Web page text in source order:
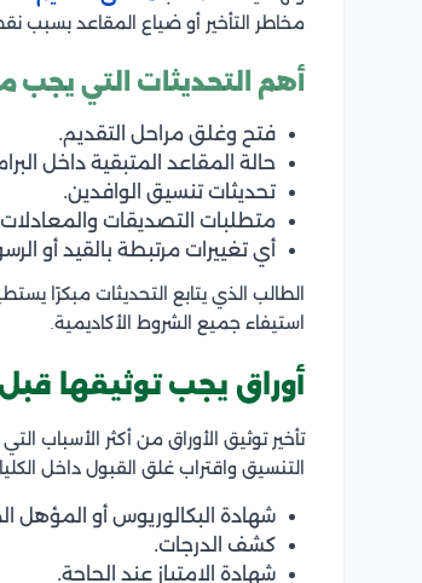
مخاطر التأخير أو ضياع المقاعد بسبب
أهم التحديثات التي يجب
فتح وغلق مراحل التقديم.
حالة المقاعد المتبقية داخل
تحديثات تنسيق الوافدين.
متطلبات التصديقات
أي تغييرات مرتبطة بالقيد أو
الطالب الذي يتابع التحديثات مبكرًا
استيفاء جميع الشروط الأكاديمية.
أوراق يجب توثيقها
تأخير توثيق الأوراق من أكثر
التنسيق واقتراب غلق القبول داخل
شهادة البكالوريوس أو المؤهل
كشف الدرجات.
شهادة الامتياز عند الحاجة.